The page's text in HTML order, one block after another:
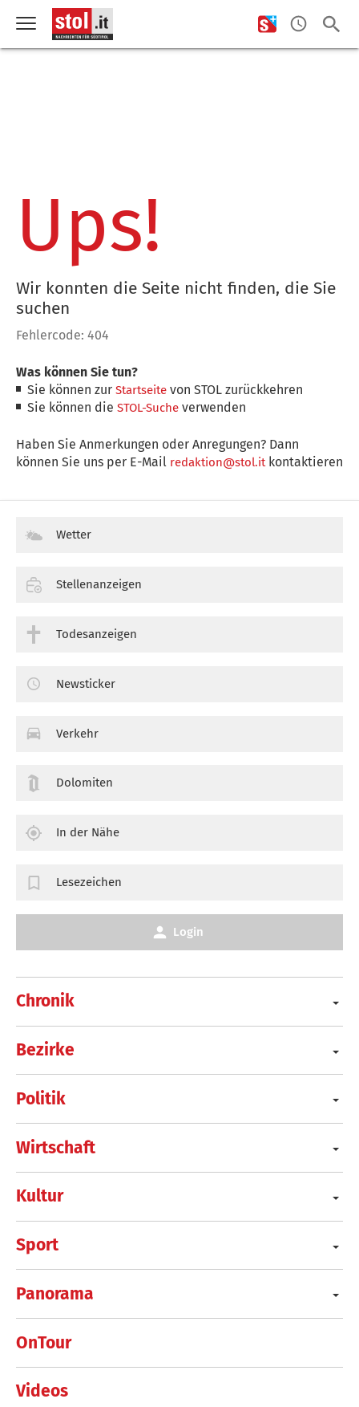
Ups!
Wir konnten die Seite nicht finden, die Sie
suchen
Fehlercode: 404
Was können Sie tun?
Sie können zurStartseite von STOL zurückkehren
Sie können dieSTOL-Suche verwenden
Haben Sie Anmerkungen oder Anregungen? Dann
können Sie uns per E-Mail redaktion@stol.itkontaktieren
Chronik
Bezirke
Politik
Wirtschaft
Kultur
Sport
Panorama
OnTour
Videos
Wetter
Stellenanzeigen
Todesanzeigen
Newsticker
Verkehr
Dolomiten
In der Nähe
Lesezeichen
Login